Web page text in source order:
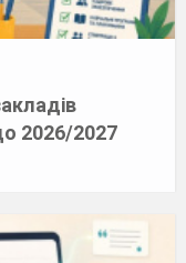
2026/2027